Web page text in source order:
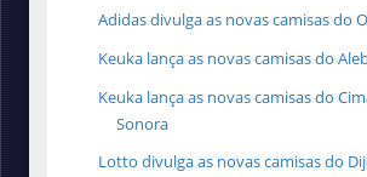
Adidas divulga as novas camisas do
Keuka lança as novas camisas do
Keuka lança as novas camisas do
Sonora
Lotto divulga as novas camisas do